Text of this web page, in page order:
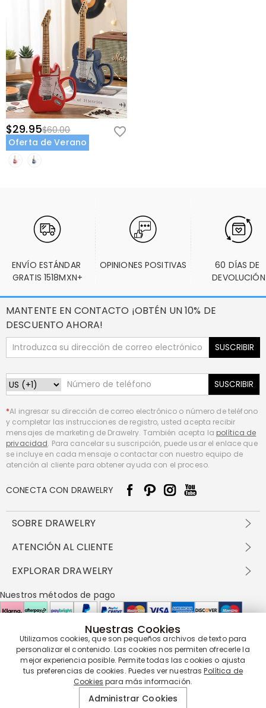
$29.95$60.00
Oferta de Verano
ENVÍO ESTÁNDAR
GRATIS 1518MXN+
OPINIONES POSITIVAS
60 DÍAS DE
DEVOLUCIÓN
MANTENTE EN CONTACTO ¡OBTÉN UN 10% DE
DESCUENTO AHORA!
SUSCRIBIR
SUSCRIBIR
*Al ingresar su dirección de correo electrónico o número de teléfono
y completar las instrucciones de registro, usted acepta recibir
mensajes de marketing de Drawelry. También acepta la política de
privacidad. Para cancelar su suscripción, puede usar el enlace que
se incluye en cada mensaje o contactar con nuestro equipo de
atención al cliente para obtener ayuda con el proceso.
CONECTA CON DRAWELRY
SOBRE DRAWELRY
Sobre nosotros
política de privacidad
Preguntas frecuentes
ATENCIÓN AL CLIENTE
Envío y entrega
Devolución en 60 días
Cómo cuidar
EXPLORAR DRAWELRY
Drawelry Prime
Programa de Recompensas
Nuestros métodos de pago
Nuestros socios de entrega
Nuestra garantía de servicio
Nuestras Cookies
Utilizamos cookies, que son pequeños archivos de texto para
personalizar el contenido. Las cookies nos permiten ofrecerle la
mejor experiencia posible. Permite todas las cookies o ajusta
tus preferencias de cookies. Puedes ver nuestrasPolítica de
Cookies para más información.
Administrar Cookies